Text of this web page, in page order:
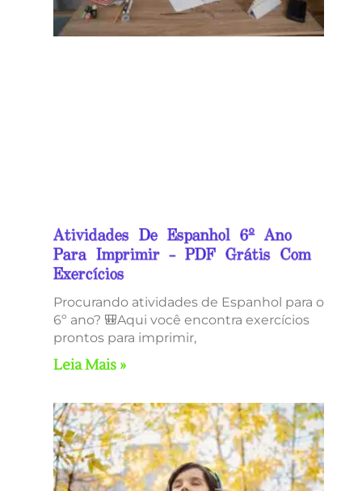
Atividades De Espanhol 6º Ano
Para Imprimir – PDF Grátis Com
Exercícios
Procurando atividades de Espanhol para o
6º ano? 🎒Aqui você encontra exercícios
prontos para imprimir,
Leia Mais »